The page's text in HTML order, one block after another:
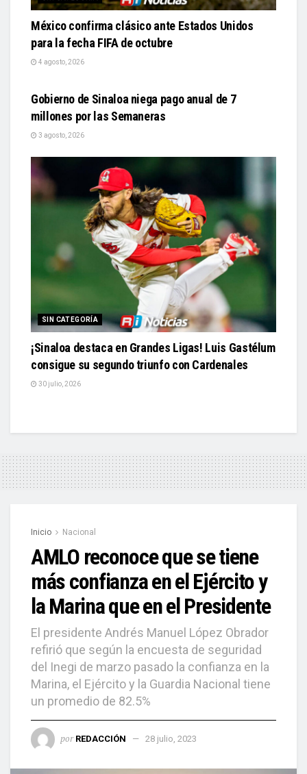
México confirma clásico ante Estados Unidos
para la fecha FIFA de octubre
4 agosto, 2026
Gobierno de Sinaloa niega pago anual de 7
millones por las Semaneras
3 agosto, 2026
SIN CATEGORÍA
¡Sinaloa destaca en Grandes Ligas! Luis Gastélum
consigue su segundo triunfo con Cardenales
30 julio, 2026
Inicio Nacional
AMLO reconoce que se tiene
más confianza en el Ejército y
la Marina que en el Presidente
El presidente Andrés Manuel López Obrador
refirió que según la encuesta de seguridad
del Inegi de marzo pasado la confianza en la
Marina, el Ejército y la Guardia Nacional tiene
un promedio de 82.5%
por REDACCIÓN 28 julio, 2023